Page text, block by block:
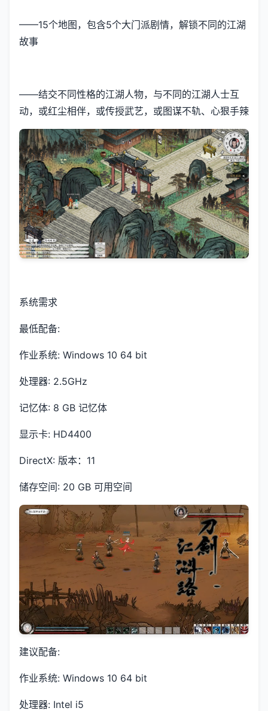
——15个地图，包含5个大门派剧情，解锁不同的江湖
故事
——结交不同性格的江湖人物，与不同的江湖人士互
动，或红尘相伴，或传授武艺，或图谋不轨、心狠手辣
系统需求
最低配备:
作业系统: Windows 10 64 bit
处理器: 2.5GHz
记忆体: 8 GB 记忆体
显示卡: HD4400
DirectX: 版本：11
储存空间: 20 GB 可用空间
建议配备:
作业系统: Windows 10 64 bit
处理器: Intel i5